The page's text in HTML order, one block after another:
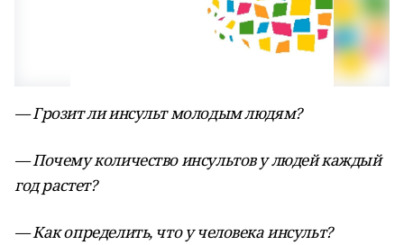
— Грозит ли инсульт молодым людям?
— Почему количество инсультов у людей каждый
год растет?
— Как определить, что у человека инсульт?